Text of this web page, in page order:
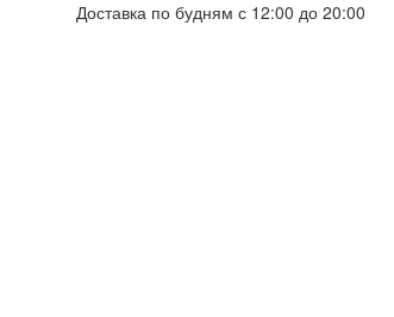
Доставка по будням с 12:00 до 20:00